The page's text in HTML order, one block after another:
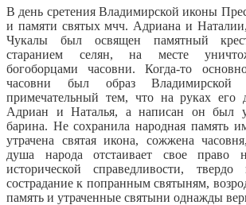
В день сретения Владимирской иконы
и памяти святых мчч. Адриана и
Чукалы был освящен памятный
старанием селян, на месте
богоборцами часовни. Когда-то
часовни был образ Владимирской
примечательный тем, что на руках его
Адриан и Наталья, а написан он был
барина. Не сохранила народная память
утрачена святая икона, сожжена
душа народа отстаивает свое право
исторической справедливости,
сострадание к попранным святыням,
память и утраченные святыни однажды